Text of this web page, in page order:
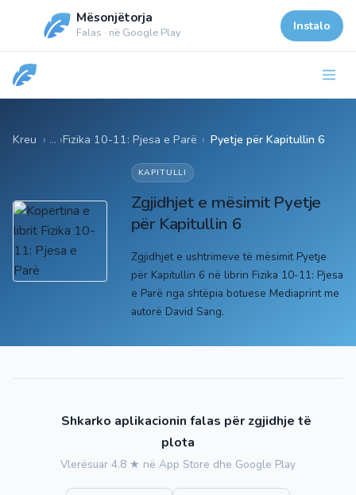
Mësonjëtorja
Falas · në Google Play Instalo
Kreu Fizika 10-11: Pjesa e Parë › Pyetje për Kapitullin 6
KAPITULLI
Zgjidhjet e mësimit Pyetje
për Kapitullin 6
Zgjidhjet e ushtrimeve të mësimit Pyetje
për Kapitullin 6 në librin Fizika 10-11: Pjesa
e Parë nga shtëpia botuese Mediaprint me
autorë David Sang.
Shkarko aplikacionin falas për zgjidhje të
plota
Vlerësuar 4.8 ★ në App Store dhe Google Play